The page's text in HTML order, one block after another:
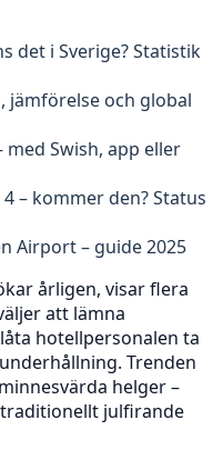
det i Sverige? Statistik
jämförelse och global
med Swish, app eller
– kommer den? Status
Airport – guide 2025
årligen, visar flera
att lämna
hotellpersonalen ta
Trenden
helger –
julfirande